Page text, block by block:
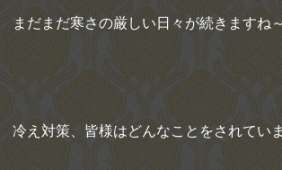
まだまだ寒さの厳しい日々が続きますね
冷え対策、皆様はどんなことをされてい